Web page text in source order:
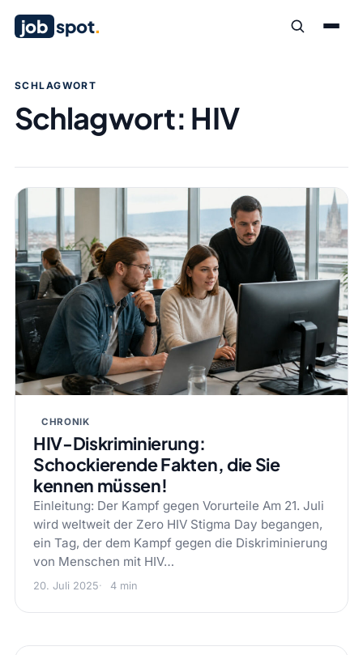
job spot.
SCHLAGWORT
Schlagwort: HIV
CHRONIK
HIV-Diskriminierung:
Schockierende Fakten, die Sie
kennen müssen!
Einleitung: Der Kampf gegen Vorurteile Am 21. Juli
wird weltweit der Zero HIV Stigma Day begangen,
ein Tag, der dem Kampf gegen die Diskriminierung
von Menschen mit HIV…
20. Juli 2025 4 min